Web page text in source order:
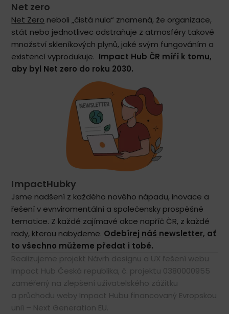
Net zero
Net Zero neboli „čistá nula“ znamená, že organizace,
stát nebo jednotlivec odstraňuje z atmosféry takové
množství skleníkových plynů, jaké svým fungováním a
existencí vyprodukuje. Impact Hub ČR míří k tomu,
aby byl Net zero do roku 2030.
ImpactHubky
Jsme nadšení z každého nového nápadu, inovace a
řešení v evnviromentální a společensky prospěšné
tematice. Z každé zajímavé akce napříč ČR, z každé
rady, kterou nabydeme. Odebírej náš newsletter, ať
to všechno můžeme předat i tobě.
Realizujeme projekt Návrh designu a UX řešení webu
Impact Hub Česká republika, č. projektu 0380000955
zaměřený na zlepšení uživatelského zážitku
a průchodu weby Impact Hubu financovaný Evropskou
unií – Next Generation EU.